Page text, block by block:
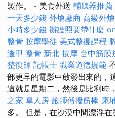
製作。 - 美食外送 輔聽器推薦
一天多少錢 外燴廠商 高級外燴
小時多少錢 辦護照要帶什麼
整骨 按摩學徒 美式整復課程
逢甲 整骨 新北 按摩 台中筋膜
整復師 記帳士 職業道德規範
部更早的電影中啟發出來的，
這就是星期二，然後是比利時
之家 單人房 嚴師傅撥筋棒 柬
多。 但是，在沙漠中間漂浮